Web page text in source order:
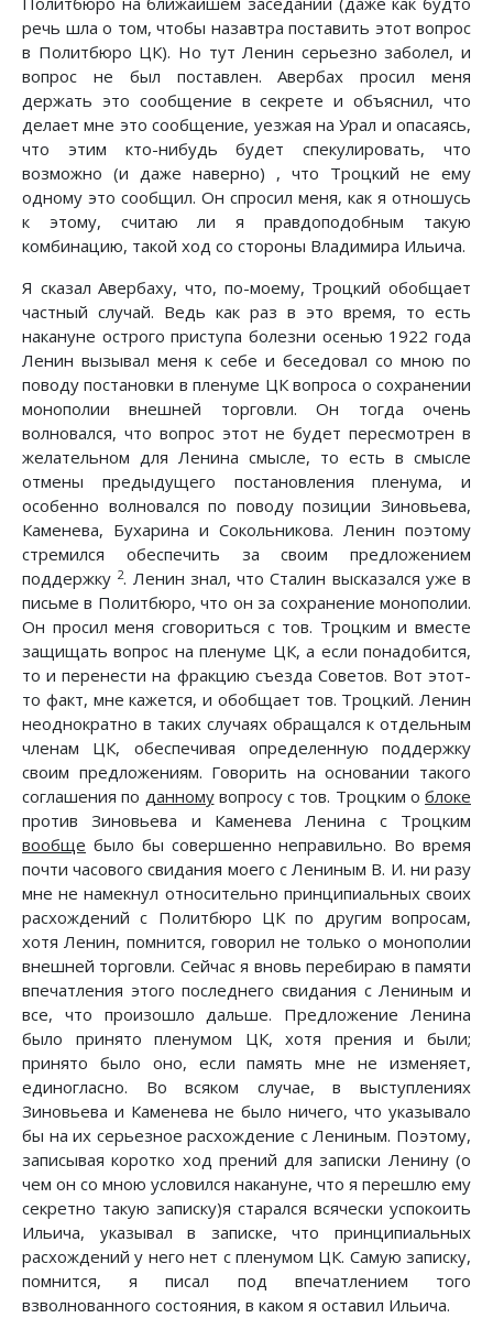
речь шла о том, чтобы назавтра поставить этот вопрос
в Политбюро ЦК). Но тут Ленин серьезно заболел, и
вопрос не был поставлен. Авербах просил меня
держать это сообщение в секрете и объяснил, что
делает мне это сообщение, уезжая на Урал и опасаясь,
что этим кто-нибудь будет спекулировать, что
возможно (и даже наверно) , что Троцкий не ему
одному это сообщил. Он спросил меня, как я отношусь
к этому, считаю ли я правдоподобным такую
комбинацию, такой ход со стороны Владимира Ильича.
Я сказал Авербаху, что, по-моему, Троцкий обобщает
частный случай. Ведь как раз в это время, то есть
накануне острого приступа болезни осенью 1922 года
Ленин вызывал меня к себе и беседовал со мною по
поводу постановки в пленуме ЦК вопроса о сохранении
монополии внешней торговли. Он тогда очень
волновался, что вопрос этот не будет пересмотрен в
желательном для Ленина смысле, то есть в смысле
отмены предыдущего постановления пленума, и
особенно волновался по поводу позиции Зиновьева,
Каменева, Бухарина и Сокольникова. Ленин поэтому
стремился обеспечить за своим предложением
поддержку 2. Ленин знал, что Сталин высказался уже в
письме в Политбюро, что он за сохранение монополии.
Он просил меня сговориться с тов. Троцким и вместе
защищать вопрос на пленуме ЦК, а если понадобится,
то и перенести на фракцию съезда Советов. Вот этот-
то факт, мне кажется, и обобщает тов. Троцкий. Ленин
неоднократно в таких случаях обращался к отдельным
членам ЦК, обеспечивая определенную поддержку
своим предложениям. Говорить на основании такого
соглашения по данномувопросу с тов. Троцким о блоке
против Зиновьева и Каменева Ленина с Троцким
вообще было бы совершенно неправильно. Во время
почти часового свидания моего с Лениным В. И. ни разу
мне не намекнул относительно принципиальных своих
расхождений с Политбюро ЦК по другим вопросам,
хотя Ленин, помнится, говорил не только о монополии
внешней торговли. Сейчас я вновь перебираю в памяти
впечатления этого последнего свидания с Лениным и
все, что произошло дальше. Предложение Ленина
было принято пленумом ЦК, хотя прения и были;
принято было оно, если память мне не изменяет,
единогласно. Во всяком случае, в выступлениях
Зиновьева и Каменева не было ничего, что указывало
бы на их серьезное расхождение с Лениным. Поэтому,
записывая коротко ход прений для записки Ленину (о
чем он со мною условился накануне, что я перешлю ему
секретно такую записку)я старался всячески успокоить
Ильича, указывал в записке, что принципиальных
расхождений у него нет с пленумом ЦК. Самую записку,
помнится, я писал под впечатлением того
взволнованного состояния, в каком я оставил Ильича.